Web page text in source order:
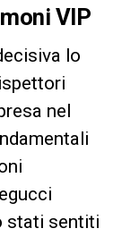
VIP
lo
nel
stati sentiti